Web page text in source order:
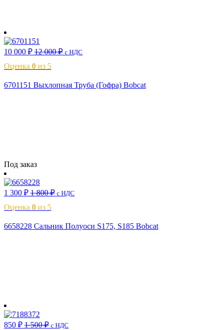
10 000 ₽ 12 000₽ с НДС
Оценка 0 из 5
6701151 Выхлопная Труба (Гофра) Bobcat
Под заказ
1 300 ₽ 1 800₽ с НДС
Оценка 0 из 5
6658228 Сальник Полуоси S175, S185 Bobcat
850 ₽ 1 500₽ с НДС